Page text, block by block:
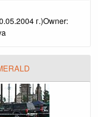
г.)Owner: